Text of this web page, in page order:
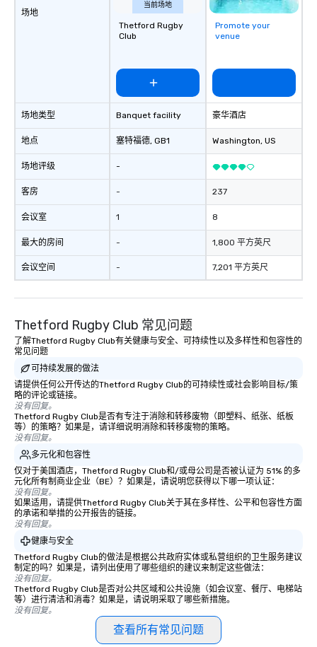
场地
场地类型
地点
场地评级
客房
会议室
最大的房间
会议空间
当前场地
Thetford Rugby
Club
Banquet facility
塞特福德, GB1
-
-
1
-
-
Promote your
venue
豪华酒店
Washington, US
237
8
1,800 平方英尺
7,201 平方英尺
Thetford Rugby Club 常见问题
了解Thetford Rugby Club有关健康与安全、可持续性以及多样性和包容性的
常见问题
可持续发展的做法
请提供任何公开传达的Thetford Rugby Club的可持续性或社会影响目标/策
略的评论或链接。
没有回复。
Thetford Rugby Club是否有专注于消除和转移废物（即塑料、纸张、纸板
等）的策略？如果是，请详细说明消除和转移废物的策略。
没有回复。
多元化和包容性
仅对于美国酒店，Thetford Rugby Club和/或母公司是否被认证为 51% 的多
元化所有制商业企业（BE）？如果是，请说明您获得以下哪一项认证：
没有回复。
如果适用，请提供Thetford Rugby Club关于其在多样性、公平和包容性方面
的承诺和举措的公开报告的链接。
没有回复。
健康与安全
Thetford Rugby Club的做法是根据公共政府实体或私营组织的卫生服务建议
制定的吗？如果是，请列出使用了哪些组织的建议来制定这些做法：
没有回复。
Thetford Rugby Club是否对公共区域和公共设施（如会议室、餐厅、电梯站
等）进行清洁和消毒？如果是，请说明采取了哪些新措施。
没有回复。
查看所有常见问题